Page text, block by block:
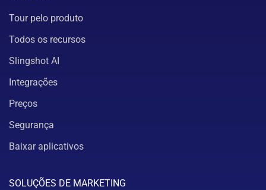
Tour pelo produto
Todos os recursos
Slingshot AI
Integrações
Preços
Segurança
Baixar aplicativos
SOLUÇÕES DE MARKETING